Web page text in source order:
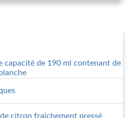
capacité de 190 ml contenant de
citron fraîchement pressé